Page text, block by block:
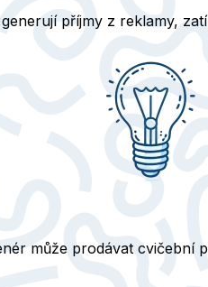
příjmy z reklamy,
může prodávat